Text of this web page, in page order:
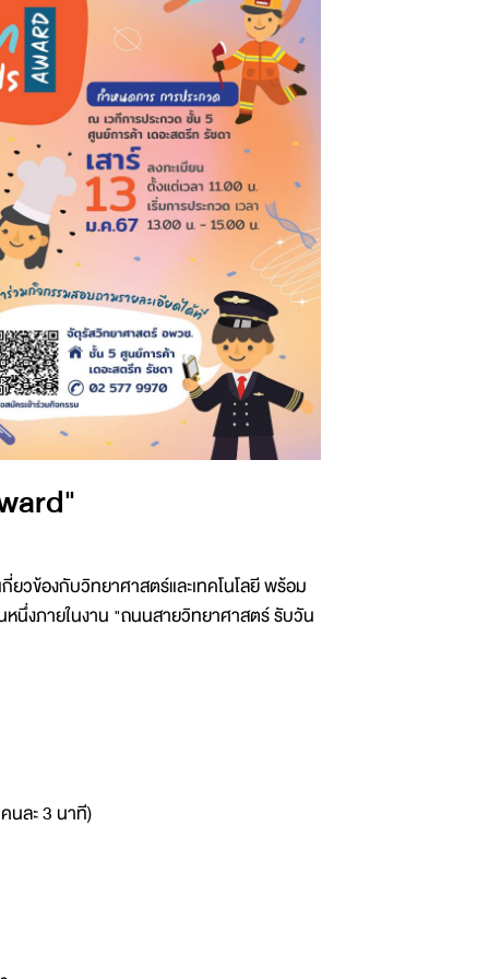
วข้องกับวิทยาศาสตร์และเทคโนโลยี พร้อม
หนึ่งภายในงาน "ถนนสายวิทยาศาสตร์ รับวัน
นละ 3 นาที)